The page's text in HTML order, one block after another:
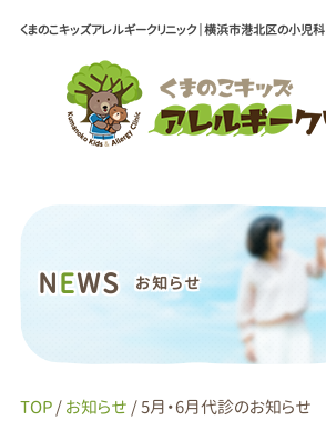
くまのこキッズアレルギークリニック｜横浜市港北区の小児科
NEWS お知らせ
TOP/お知らせ / 5月・6月代診のお知らせ